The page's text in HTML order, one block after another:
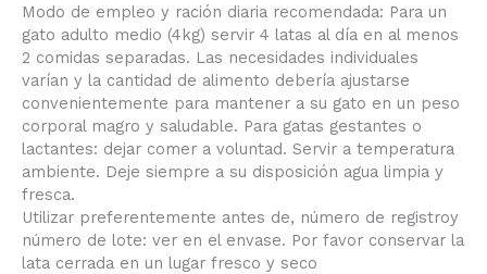
Modo de empleo y ración diaria recomendada: Para un
gato adulto medio (4kg) servir 4 latas al día en al menos
2 comidas separadas. Las necesidades individuales
varían y la cantidad de alimento debería ajustarse
convenientemente para mantener a su gato en un peso
corporal magro y saludable. Para gatas gestantes o
lactantes: dejar comer a voluntad. Servir a temperatura
ambiente. Deje siempre a su disposición agua limpia y
fresca.
Utilizar preferentemente antes de, número de registroy
número de lote: ver en el envase. Por favor conservar la
lata cerrada en un lugar fresco y seco